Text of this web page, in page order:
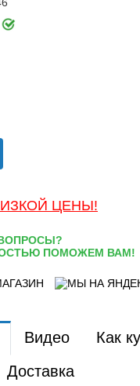
ЦЕНЫ!
ПОМОЖЕМ ВАМ!
Видео
Как
Доставка